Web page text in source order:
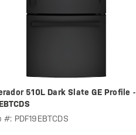
510L Dark Slate GE Profile -
#: PDF19EBTCDS